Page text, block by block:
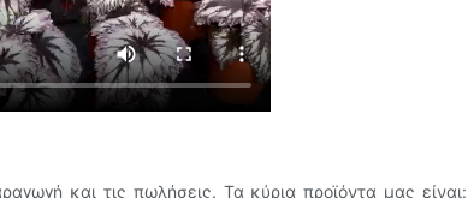
και τις πωλήσεις. Τα κύρια προϊόντα μας είναι: